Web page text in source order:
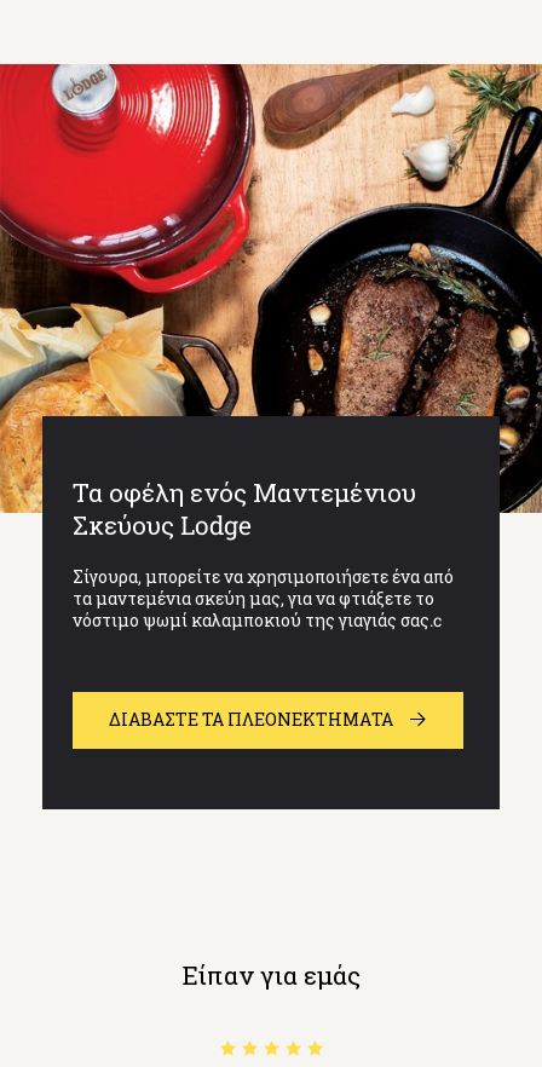
Τα οφέλη ενός Μαντεμένιου
Σκεύους Lodge
Σίγουρα, μπορείτε να χρησιμοποιήσετε ένα από
τα μαντεμένια σκεύη μας, για να φτιάξετε το
νόστιμο ψωμί καλαμποκιού της γιαγιάς σας.c
ΔΙΑΒΆΣΤΕ ΤΑ ΠΛΕΟΝΕΚΤΗΜΑΤΑ
Είπαν για εμάς